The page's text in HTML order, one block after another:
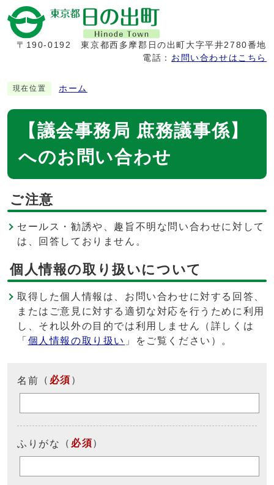
〒190-0192
東京都西多摩郡日の出町大字平井2780番地
電話： お問い合わせはこちら
現在位置 ホーム
【議会事務局 庶務議事係】
へのお問い合わせ
ご注意
セールス・勧誘や、趣旨不明な問い合わせに対して
は、回答しておりません。
個人情報の取り扱いについて
取得した個人情報は、お問い合わせに対する回答、
またはご意見に対する適切な対応を行うために利用
し、それ以外の目的では利用しません（詳しくは
「 個人情報の取り扱い 」をご覧ください）。
名前 （ 必須 ）
ふりがな （ 必須）